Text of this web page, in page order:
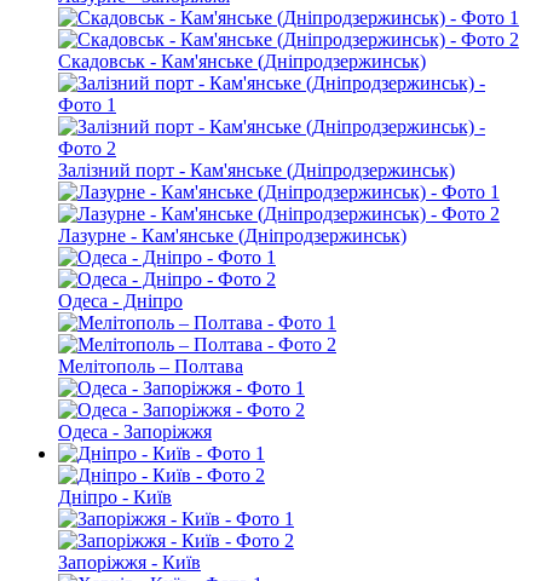
Скадовськ - Кам'янське (Дніпродзержинськ)
Залізний порт - Кам'янське (Дніпродзержинськ)
Лазурне - Кам'янське (Дніпродзержинськ)
Одеса - Дніпро
Мелітополь – Полтава
Одеса - Запоріжжя
Дніпро - Київ
Запоріжжя - Київ